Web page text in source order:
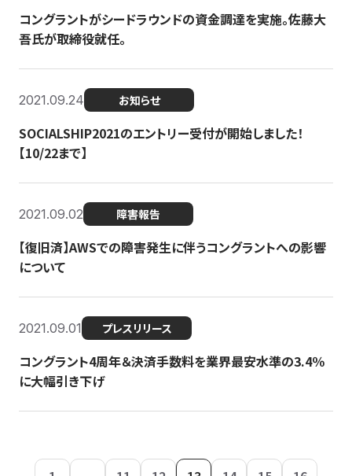
コングラントがシードラウンドの資金調達を実施。佐藤大
吾氏が取締役就任。
2021.09.24 お知らせ
SOCIALSHIP2021のエントリー受付が開始しました！
【10/22まで】
2021.09.02 障害報告
【復旧済】AWSでの障害発生に伴うコングラントへの影響
について
2021.09.01 プレスリリース
コングラント4周年＆決済手数料を業界最安水準の3.4％
に大幅引き下げ